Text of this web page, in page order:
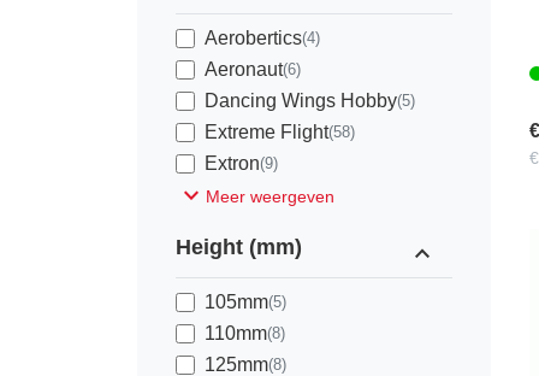
Aerobertics(4)
Aeronaut(6)
Dancing Wings Hobby(5)
Extreme Flight(58)
Extron(9)
expand_more Meer weergeven
Height (mm) expand_less
105mm(5)
110mm(8)
125mm(8)